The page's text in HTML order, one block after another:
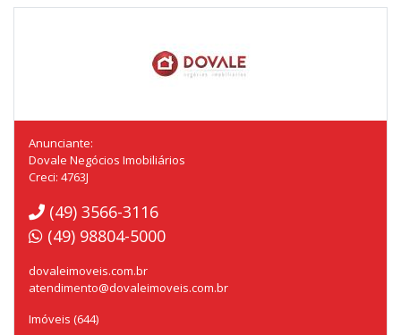
Anunciante:
Dovale Negócios Imobiliários
Creci: 4763J
(49) 3566-3116
(49) 98804-5000
dovaleimoveis.com.br
atendimento@dovaleimoveis.com.br
Imóveis (644)